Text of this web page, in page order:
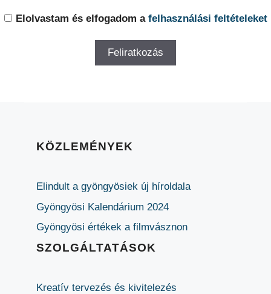
Elolvastam és elfogadom a felhasználási feltételeket
KÖZLEMÉNYEK
Elindult a gyöngyösiek új híroldala
Gyöngyösi Kalendárium 2024
Gyöngyösi értékek a filmvásznon
SZOLGÁLTATÁSOK
Kreatív tervezés és kivitelezés